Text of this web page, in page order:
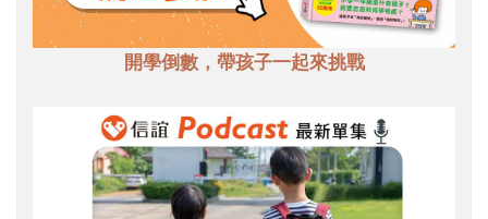
開學倒數，帶孩子一起來挑戰